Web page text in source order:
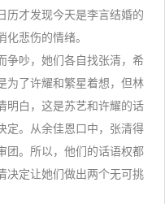
历才发现今天是李言结婚的
悲伤的情绪。
吵，她们各自找张清，希
为了许耀和繁星着想，但林
明白，这是苏艺和许耀的话
定。从余佳恩口中，张清得
团。所以，他们的话语权都
决定让她们做出两个无可挑